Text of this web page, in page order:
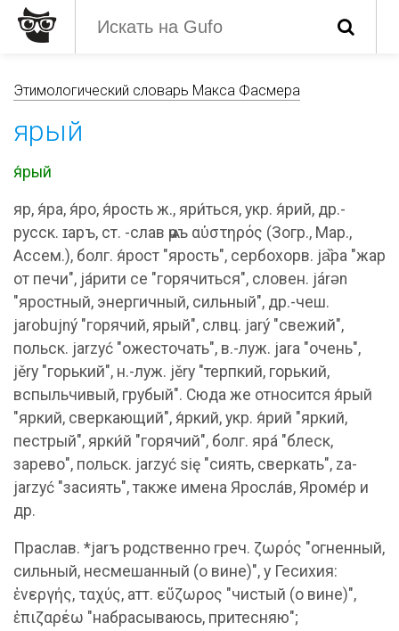
Этимологический словарь Макса Фасмера
ярый
я́рый
яр, я́ра, я́ро, я́рость ж., яри́ться, укр. я́рий, др.-
русск. ɪаръ, ст. -слав ѩръ αὑστηρός (Зогр., Мар.,
Ассем.), болг. я́рост "ярость", сербохорв. jа̏ра "жар
от печи", jа́рити се "горячиться", словен. járǝn
"яростный, энергичный, сильный", др.-чеш.
jarobujný "горячий, ярый", слвц. jarý "свежий",
польск. jarzyć "ожесточать", в.-луж. jara "очень",
jěrу "горький", н.-луж. jěrу "терпкий, горький,
вспыльчивый, грубый". Сюда же относится я́рый
"яркий, сверкающий", я́ркий, укр. я́рий "яркий,
пестрый", ярки́й "горячий", болг. яра́ "блеск,
зарево", польск. jarzyć się "сиять, сверкать", za-
jarzyć "засиять", также имена Яросла́в, Яроме́р и
др.
Праслав. *jarъ родственно греч. ζωρός "огненный,
сильный, несмешанный (о вине)", у Гесихия:
ἐνεργής, ταχύς, атт. εὔζωρος "чистый (о вине)",
ἐπιζαρέω "набрасываюсь, притесняю";